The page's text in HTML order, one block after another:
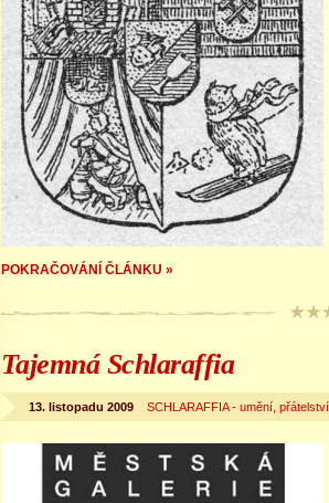
POKRAČOVÁNÍ ČLÁNKU »
Tajemná Schlaraffia
13. listopadu 2009 SCHLARAFFIA - umění,